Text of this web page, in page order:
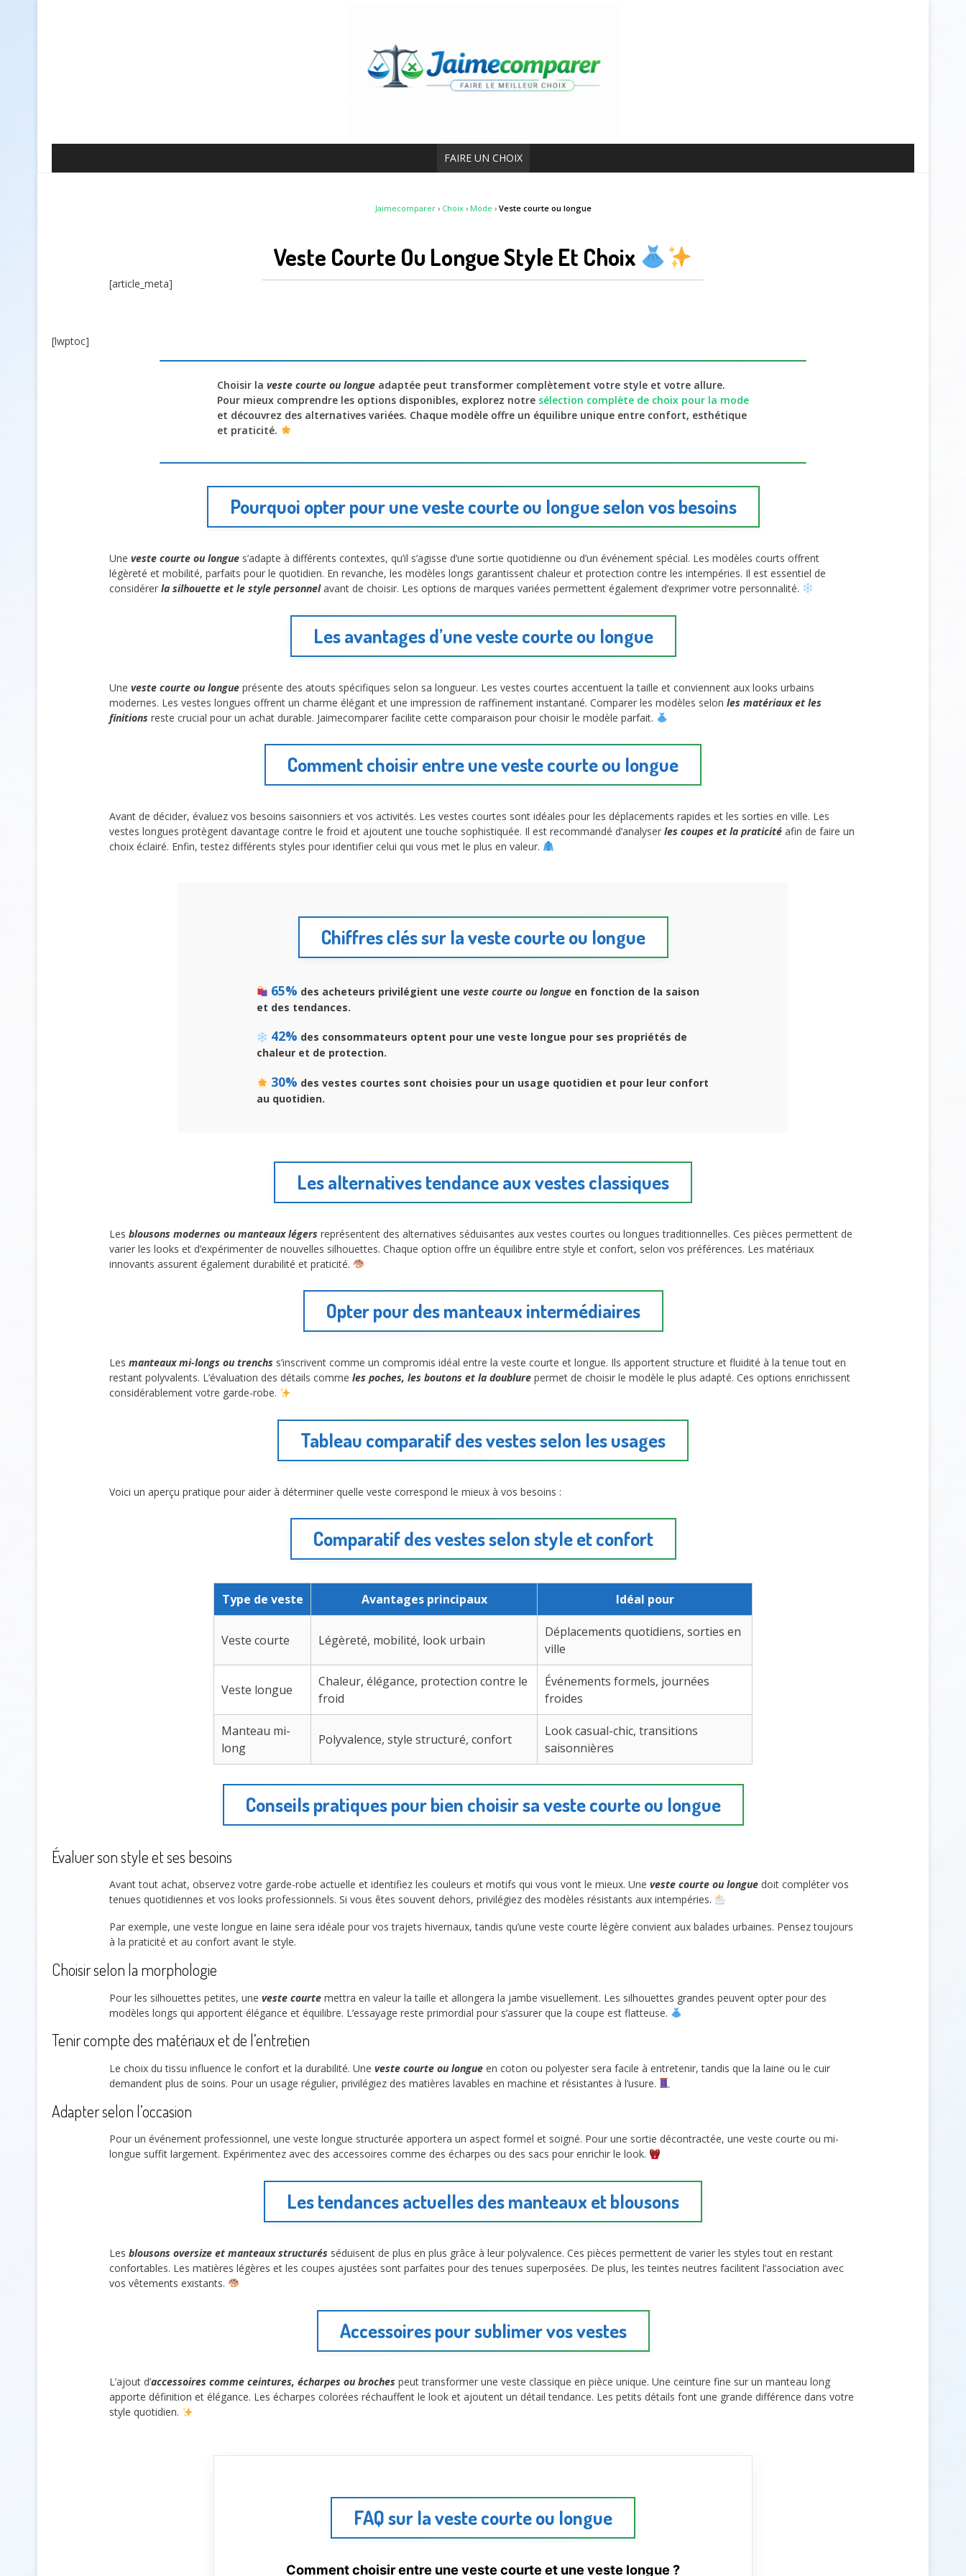
FAIRE UN CHOIX
Jaimecomparer› Choix› Mode › Veste courte ou longue
Veste Courte Ou Longue Style Et Choix
[article_meta]
[lwptoc]
Choisir la veste courte ou longue adaptée peut transformer complètement votre style et votre allure.
Pour mieux comprendre les options disponibles, explorez notre sélection complète de choix pour la mode
et découvrez des alternatives variées. Chaque modèle offre un équilibre unique entre confort, esthétique
et praticité.
Pourquoi opter pour une veste courte ou longue selon vos besoins
Une veste courte ou longue s’adapte à différents contextes, qu’il s’agisse d’une sortie quotidienne ou d’un événement spécial. Les modèles courts offrent
légèreté et mobilité, parfaits pour le quotidien. En revanche, les modèles longs garantissent chaleur et protection contre les intempéries. Il est essentiel de
considérer la silhouette et le style personnelavant de choisir. Les options de marques variées permettent également d’exprimer votre personnalité.
Les avantages d’une veste courte ou longue
Une veste courte ou longue présente des atouts spécifiques selon sa longueur. Les vestes courtes accentuent la taille et conviennent aux looks urbains
modernes. Les vestes longues offrent un charme élégant et une impression de raffinement instantané. Comparer les modèles selon les matériaux et les
finitions reste crucial pour un achat durable. Jaimecomparer facilite cette comparaison pour choisir le modèle parfait.
Comment choisir entre une veste courte ou longue
Avant de décider, évaluez vos besoins saisonniers et vos activités. Les vestes courtes sont idéales pour les déplacements rapides et les sorties en ville. Les
vestes longues protègent davantage contre le froid et ajoutent une touche sophistiquée. Il est recommandé d’analyser les coupes et la praticité afin de faire un
choix éclairé. Enfin, testez différents styles pour identifier celui qui vous met le plus en valeur.
Chiffres clés sur la veste courte ou longue
65% des acheteurs privilégient une veste courte ou longueen fonction de la saison
et des tendances.
42% des consommateurs optent pour une veste longue pour ses propriétés de
chaleur et de protection.
30% des vestes courtes sont choisies pour un usage quotidien et pour leur confort
au quotidien.
Les alternatives tendance aux vestes classiques
Les blousons modernes ou manteaux légers représentent des alternatives séduisantes aux vestes courtes ou longues traditionnelles. Ces pièces permettent de
varier les looks et d’expérimenter de nouvelles silhouettes. Chaque option offre un équilibre entre style et confort, selon vos préférences. Les matériaux
innovants assurent également durabilité et praticité.
Opter pour des manteaux intermédiaires
Les manteaux mi-longs ou trenchs s’inscrivent comme un compromis idéal entre la veste courte et longue. Ils apportent structure et fluidité à la tenue tout en
restant polyvalents. L’évaluation des détails comme les poches, les boutons et la doublure permet de choisir le modèle le plus adapté. Ces options enrichissent
considérablement votre garde-robe.
Tableau comparatif des vestes selon les usages
Voici un aperçu pratique pour aider à déterminer quelle veste correspond le mieux à vos besoins :
Comparatif des vestes selon style et confort
Type de veste Avantages principaux Idéal pour
Veste courte Légèreté, mobilité, look urbain
Déplacements quotidiens, sorties en
ville
Veste longue
Chaleur, élégance, protection contre le
froid
Événements formels, journées
froides
Manteau mi-
long
Polyvalence, style structuré, confort
Look casual-chic, transitions
saisonnières
Conseils pratiques pour bien choisir sa veste courte ou longue
Évaluer son style et ses besoins
Avant tout achat, observez votre garde-robe actuelle et identifiez les couleurs et motifs qui vous vont le mieux. Une veste courte ou longue doit compléter vos
tenues quotidiennes et vos looks professionnels. Si vous êtes souvent dehors, privilégiez des modèles résistants aux intempéries.
Par exemple, une veste longue en laine sera idéale pour vos trajets hivernaux, tandis qu’une veste courte légère convient aux balades urbaines. Pensez toujours
à la praticité et au confort avant le style.
Choisir selon la morphologie
Pour les silhouettes petites, une veste courte mettra en valeur la taille et allongera la jambe visuellement. Les silhouettes grandes peuvent opter pour des
modèles longs qui apportent élégance et équilibre. L’essayage reste primordial pour s’assurer que la coupe est flatteuse.
Tenir compte des matériaux et de l’entretien
Le choix du tissu influence le confort et la durabilité. Une veste courte ou longue en coton ou polyester sera facile à entretenir, tandis que la laine ou le cuir
demandent plus de soins. Pour un usage régulier, privilégiez des matières lavables en machine et résistantes à l’usure.
Adapter selon l’occasion
Pour un événement professionnel, une veste longue structurée apportera un aspect formel et soigné. Pour une sortie décontractée, une veste courte ou mi-
longue suffit largement. Expérimentez avec des accessoires comme des écharpes ou des sacs pour enrichir le look.
Les tendances actuelles des manteaux et blousons
Les blousons oversize et manteaux structurés séduisent de plus en plus grâce à leur polyvalence. Ces pièces permettent de varier les styles tout en restant
confortables. Les matières légères et les coupes ajustées sont parfaites pour des tenues superposées. De plus, les teintes neutres facilitent l’association avec
vos vêtements existants.
Accessoires pour sublimer vos vestes
L’ajout d’accessoires comme ceintures, écharpes ou broches peut transformer une veste classique en pièce unique. Une ceinture fine sur un manteau long
apporte définition et élégance. Les écharpes colorées réchauffent le look et ajoutent un détail tendance. Les petits détails font une grande différence dans votre
style quotidien.
FAQ sur la veste courte ou longue
Comment choisir entre une veste courte et une veste longue ?